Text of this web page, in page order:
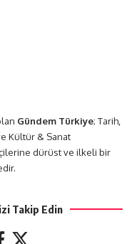
Gündem Türkiye; Tarih,
Kültür & Sanat
dürüst ve ilkeli bir
Takip Edin